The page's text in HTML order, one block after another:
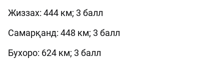
Жиззах: 444 км; 3 балл
Самарқанд: 448 км; 3 балл
Бухоро: 624 км; 3 балл